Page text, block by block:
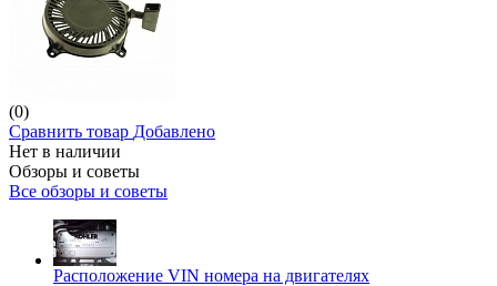
(0)
Сравнить товар Добавлено
Нет в наличии
Обзоры и советы
Все обзоры и советы
Расположение VIN номера на двигателях